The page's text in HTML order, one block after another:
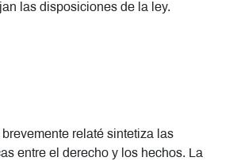
las disposiciones de la ley.
brevemente relaté sintetiza las
entre el derecho y los hechos. La